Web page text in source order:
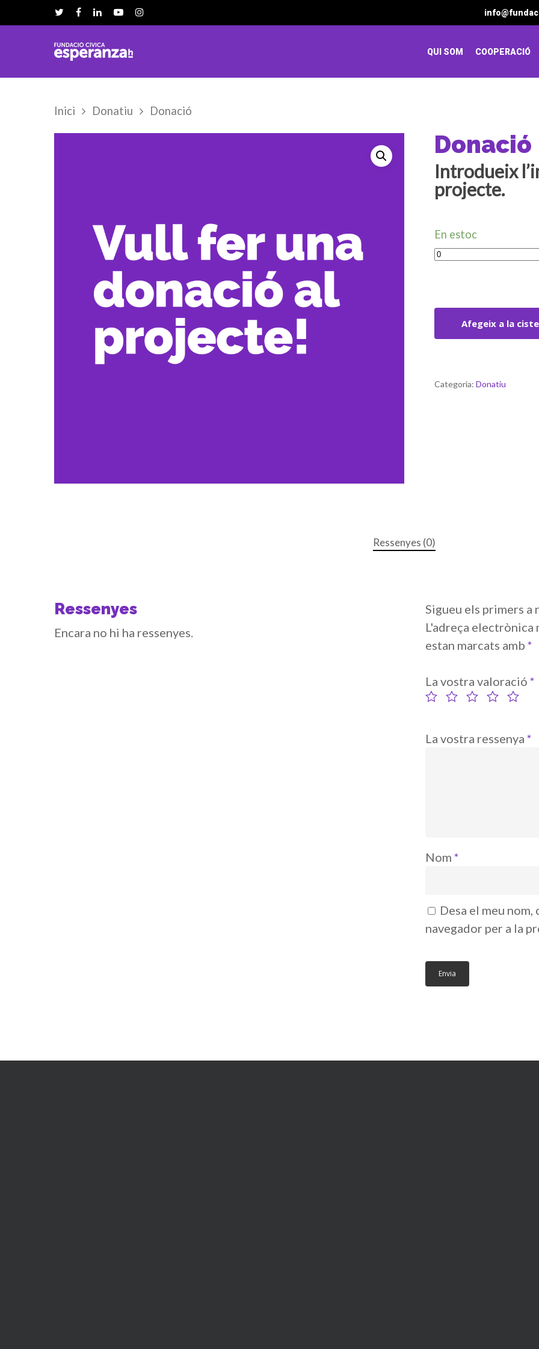
QUI SOM COOPERACIÓ
Inici Donatiu Donació
Donació
Introdueix
projecte.
En estoc
Afegeix a la
Categoria: Donatiu
Ressenyes (0)
Ressenyes
Encara no hi ha ressenyes.
Sigueu els primers a
L'adreça electrònica
estan marcats amb *
La vostra valoració *
La vostra ressenya *
Nom *
Desa el meu
navegador per a la